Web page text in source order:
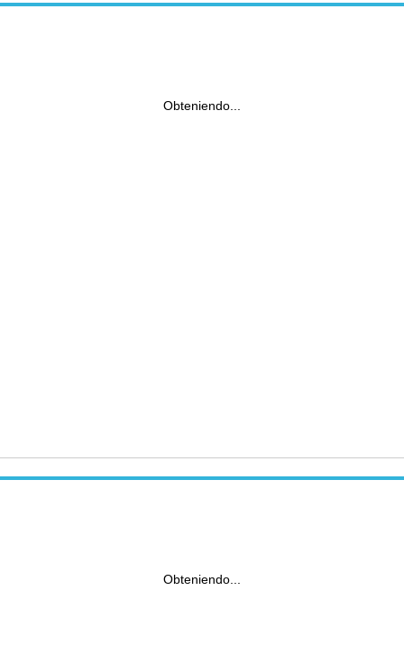
Obteniendo...
Obteniendo...